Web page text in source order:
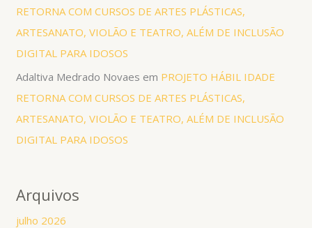
RETORNA COM CURSOS DE ARTES PLÁSTICAS,
ARTESANATO, VIOLÃO E TEATRO, ALÉM DE INCLUSÃO
DIGITAL PARA IDOSOS
Adaltiva Medrado Novaes em PROJETO HÁBIL IDADE
RETORNA COM CURSOS DE ARTES PLÁSTICAS,
ARTESANATO, VIOLÃO E TEATRO, ALÉM DE INCLUSÃO
DIGITAL PARA IDOSOS
Arquivos
julho 2026